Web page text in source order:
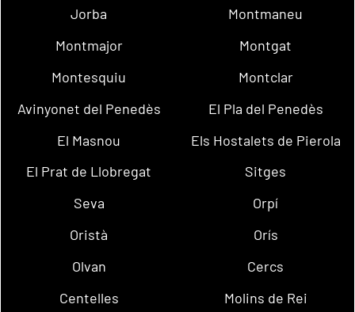
Jorba
Montmaneu
Montmajor
Montgat
Montesquiu
Montclar
Avinyonet del Penedès
El Pla del Penedès
El Masnou
Els Hostalets de Pierola
El Prat de Llobregat
Sitges
Seva
Orpí
Oristà
Orís
Olvan
Cercs
Centelles
Molins de Rei